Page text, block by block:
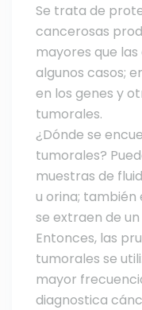
Se trata de
cancerosas
mayores que
algunos casos;
en los genes y
tumorales.
¿Dónde se
tumorales?
muestras de
u orina; también
se extraen de
Entonces, las
tumorales se
mayor
diagnostica